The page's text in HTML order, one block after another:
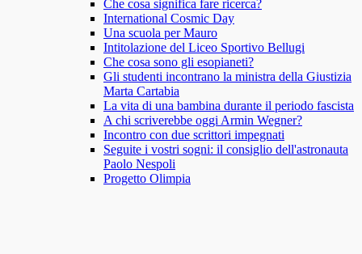
Che cosa significa fare ricerca?
International Cosmic Day
Una scuola per Mauro
Intitolazione del Liceo Sportivo Bellugi
Che cosa sono gli esopianeti?
Gli studenti incontrano la ministra della Giustizia
Marta Cartabia
La vita di una bambina durante il periodo fascista
A chi scriverebbe oggi Armin Wegner?
Incontro con due scrittori impegnati
Seguite i vostri sogni: il consiglio dell'astronauta
Paolo Nespoli
Progetto Olimpia